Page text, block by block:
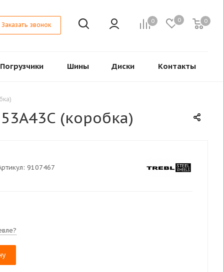
0 0 0
Заказать звонок
Погрузчики Шины Диски Контакты
(коробка)
9107467